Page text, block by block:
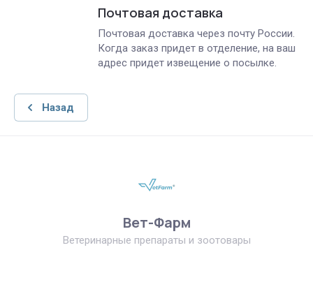
Почтовая доставка
Почтовая доставка через почту России.
Когда заказ придет в отделение, на ваш
адрес придет извещение о посылке.
Назад
Вет-Фарм
Ветеринарные препараты и зоотовары